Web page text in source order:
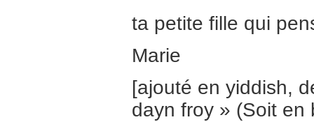
ta petite fille qui
Marie
[ajouté en yiddish,
dayn froy » (Soit en